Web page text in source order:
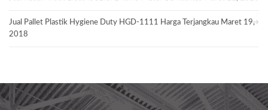
Jual Pallet Plastik Hygiene Duty HGD-1111 Harga Terjangkau Maret 19,
2018